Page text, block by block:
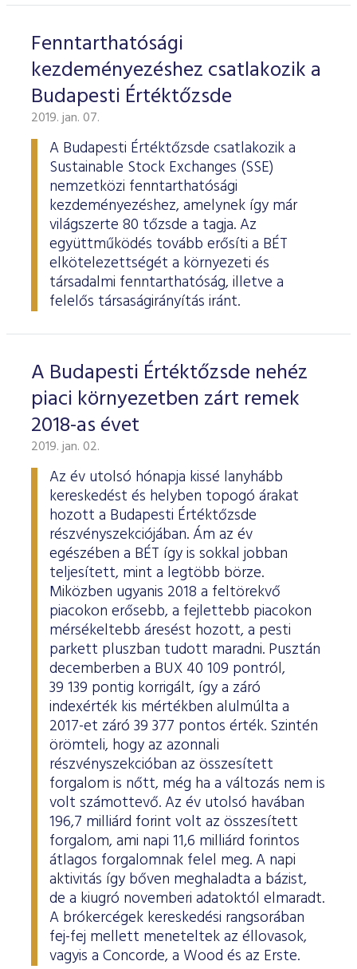
Fenntarthatósági
kezdeményezéshez csatlakozik a
Budapesti Értéktőzsde
2019. jan. 07.
A Budapesti Értéktőzsde csatlakozik a
Sustainable Stock Exchanges (SSE)
nemzetközi fenntarthatósági
kezdeményezéshez, amelynek így már
világszerte 80 tőzsde a tagja. Az
együttműködés tovább erősíti a BÉT
elkötelezettségét a környezeti és
társadalmi fenntarthatóság, illetve a
felelős társaságirányítás iránt.
A Budapesti Értéktőzsde nehéz
piaci környezetben zárt remek
2018-as évet
2019. jan. 02.
Az év utolsó hónapja kissé lanyhább
kereskedést és helyben topogó árakat
hozott a Budapesti Értéktőzsde
részvényszekciójában. Ám az év
egészében a BÉT így is sokkal jobban
teljesített, mint a legtöbb börze.
Miközben ugyanis 2018 a feltörekvő
piacokon erősebb, a fejlettebb piacokon
mérsékeltebb áresést hozott, a pesti
parkett pluszban tudott maradni. Pusztán
decemberben a BUX 40 109 pontról,
39 139 pontig korrigált, így a záró
indexérték kis mértékben alulmúlta a
2017-et záró 39 377 pontos érték. Szintén
örömteli, hogy az azonnali
részvényszekcióban az összesített
forgalom is nőtt, még ha a változás nem is
volt számottevő. Az év utolsó havában
196,7 milliárd forint volt az összesített
forgalom, ami napi 11,6 milliárd forintos
átlagos forgalomnak felel meg. A napi
aktivitás így bőven meghaladta a bázist,
de a kiugró novemberi adatoktól elmaradt.
A brókercégek kereskedési rangsorában
fej-fej mellett meneteltek az éllovasok,
vagyis a Concorde, a Wood és az Erste.